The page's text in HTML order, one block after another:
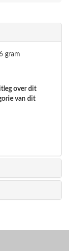
gram
over dit
van dit